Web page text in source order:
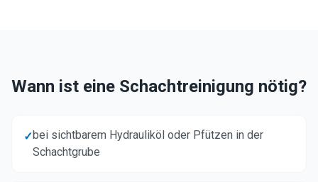
Wann ist eine Schachtreinigung nötig?
✓bei sichtbarem Hydrauliköl oder Pfützen in der
Schachtgrube